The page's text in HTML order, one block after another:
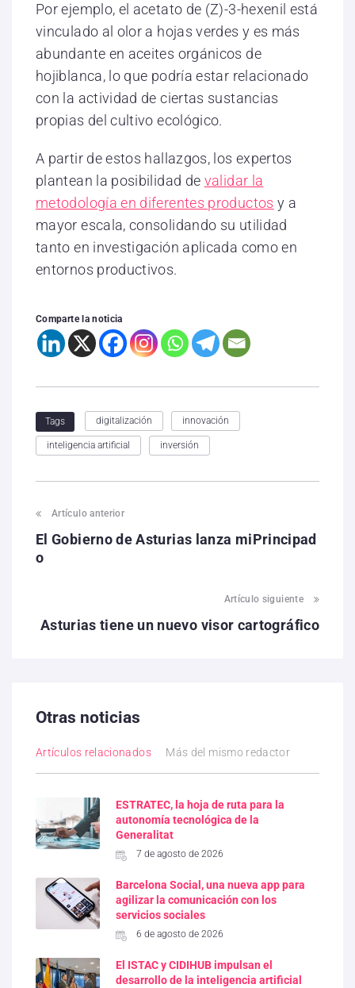
Por ejemplo, el acetato de (Z)-3-hexenil está
vinculado al olor a hojas verdes y es más
abundante en aceites orgánicos de
hojiblanca, lo que podría estar relacionado
con la actividad de ciertas sustancias
propias del cultivo ecológico.
A partir de estos hallazgos, los expertos
plantean la posibilidad de validar la
metodología en diferentes productos y a
mayor escala, consolidando su utilidad
tanto en investigación aplicada como en
entornos productivos.
Comparte la noticia
Tags digitalización innovación
inteligencia artificial inversión
Artículo anterior
El Gobierno de Asturias lanza miPrincipad
o
Artículo siguiente
Asturias tiene un nuevo visor cartográfico
Otras noticias
Artículos relacionados Más del mismo redactor
ESTRATEC, la hoja de ruta para la
autonomía tecnológica de la
Generalitat
7 de agosto de 2026
Barcelona Social, una nueva app para
agilizar la comunicación con los
servicios sociales
6 de agosto de 2026
El ISTAC y CIDIHUB impulsan el
desarrollo de la inteligencia artificial